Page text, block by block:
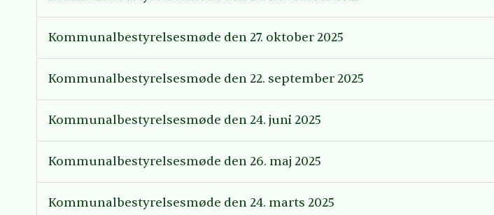
Kommunalbestyrelsesmøde den 27. oktober 2025
Kommunalbestyrelsesmøde den 22. september 2025
Kommunalbestyrelsesmøde den 24. juni 2025
Kommunalbestyrelsesmøde den 26. maj 2025
Kommunalbestyrelsesmøde den 24. marts 2025